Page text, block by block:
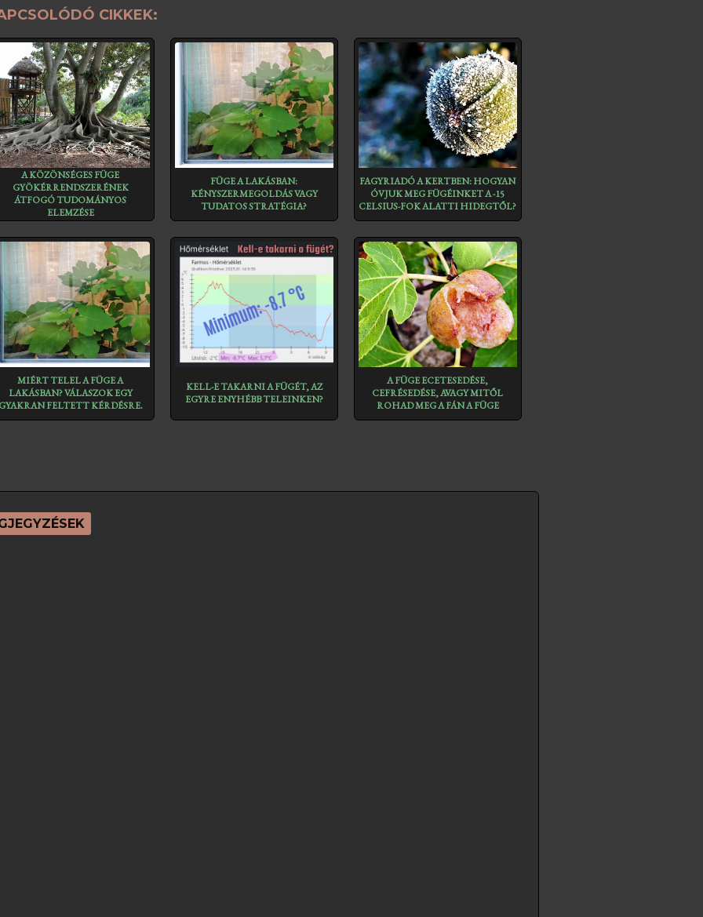
CIKKEK:
A KÖZÖNSÉGES FÜGE
GYÖKÉRRENDSZERÉNEK
ÁTFOGÓ TUDOMÁNYOS
ELEMZÉSE
FÜGE A LAKÁSBAN:
KÉNYSZERMEGOLDÁS VAGY
TUDATOS STRATÉGIA?
FAGYRIADÓ A KERTBEN: HOGYAN
ÓVJUK MEG FÜGÉINKET A -15
CELSIUS-FOK ALATTI HIDEGTŐL?
MIÉRT TELEL A FÜGE A
LAKÁSBAN? VÁLASZOK EGY
FELTETT KÉRDÉSRE.
KELL-E TAKARNI A FÜGÉT, AZ
EGYRE ENYHÉBB TELEINKEN?
A FÜGE ECETESEDÉSE,
CEFRÉSEDÉSE, AVAGY MITŐL
ROHAD MEG A FÁN A FÜGE